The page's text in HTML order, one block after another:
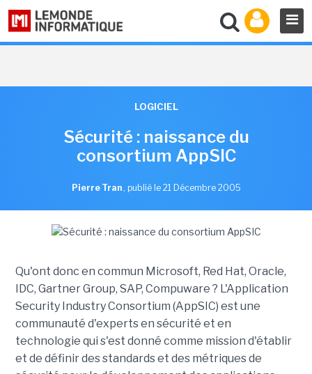
LOGICIEL
Sécurité : naissance du
consortium AppSIC
Pierre Tran , publié le 21 Décembre 2005
Qu'ont donc en commun Microsoft, Red Hat, Oracle,
IDC, Gartner Group, SAP, Compuware ? L'Application
Security Industry Consortium (AppSIC) est une
communauté d'experts en sécurité et en
technologie qui s'est donné comme mission d'établir
et de définir des standards et des métriques de